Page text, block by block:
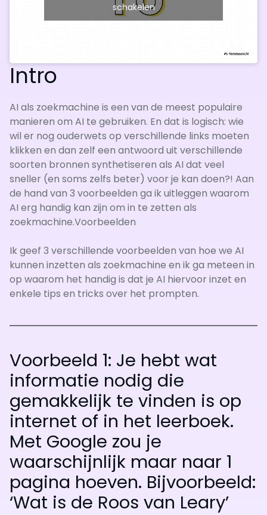
schakelen
Intro
AI als zoekmachine is een van de meest populaire
manieren om AI te gebruiken. En dat is logisch: wie
wil er nog ouderwets op verschillende links moeten
klikken en dan zelf een antwoord uit verschillende
soorten bronnen synthetiseren als AI dat veel
sneller (en soms zelfs beter) voor je kan doen?! Aan
de hand van 3 voorbeelden ga ik uitleggen waarom
AI erg handig kan zijn om in te zetten als
zoekmachine.Voorbeelden
Ik geef 3 verschillende voorbeelden van hoe we AI
kunnen inzetten als zoekmachine en ik ga meteen in
op waarom het handig is dat je AI hiervoor inzet en
enkele tips en tricks over het prompten.
Voorbeeld 1: Je hebt wat
informatie nodig die
gemakkelijk te vinden is op
internet of in het leerboek.
Met Google zou je
waarschijnlijk maar naar 1
pagina hoeven. Bijvoorbeeld:
‘Wat is de Roos van Leary’